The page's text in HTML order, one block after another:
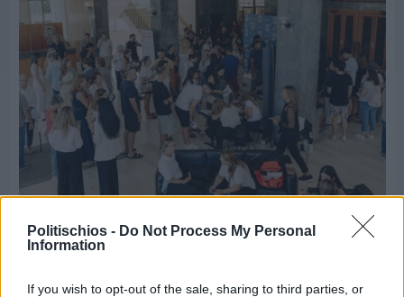
Politischios - Do Not Process My Personal
Information
If you wish to opt-out of the sale, sharing to third parties, or
CHIOS FORUM: CHOICES- Πλήθος κόσμου
κατέκλυσε το Ομήρειο για την μεγάλη